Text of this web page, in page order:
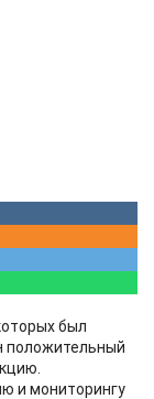
был
положительный
и мониторингу